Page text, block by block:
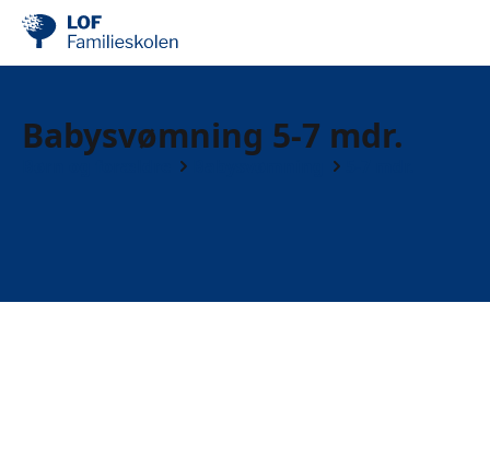
Babysvømning 5-7 mdr.